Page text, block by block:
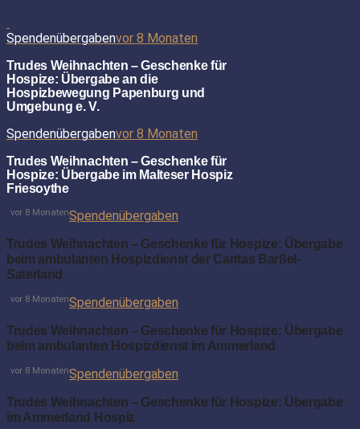
Spendenübergabenvor 8 Monaten
Trudes Weihnachten – Geschenke für
Hospize: Übergabe an die
Hospizbewegung Papenburg und
Umgebung e. V.
Spendenübergabenvor 8 Monaten
Trudes Weihnachten – Geschenke für
Hospize: Übergabe im Malteser Hospiz
Friesoythe
Spendenübergaben
vor 8 Monaten
Trudes Weihnachten – Geschenke für Hospize: Übergabe
beim ambulanten Hospizdienst der Caritas Barßel-
Saterland
Spendenübergaben
vor 8 Monaten
Trudes Weihnachten – Geschenke für Hospize: Übergabe
beim ambulanten Hospizdienst im Ammerland
Spendenübergaben
vor 8 Monaten
Trudes Weihnachten – Geschenke für Hospize: Übergabe
im Ammerland Hospiz